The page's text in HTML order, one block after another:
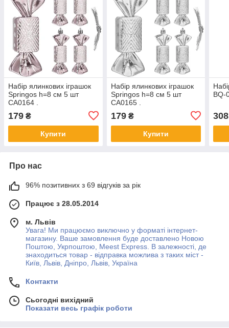
Набір ялинкових іграшок
Springos h=8 см 5 шт
CA0164 .
179 ₴
Купити
Набір ялинкових іграшок
Springos h=8 см 5 шт
CA0165 .
179₴
Купити
BQ-
308
Про нас
96% позитивних з 69 відгуків за рік
Працює з 28.05.2014
м. Львів
Увага! Ми працюємо виключно у форматі інтернет-
магазину. Ваше замовлення буде доставлено Новою
Поштою, Укрпоштою, Meest Express. В залежності, де
знаходиться товар - відправка можлива з таких міст -
Київ, Львів, Дніпро, Львів, Україна
Контакти
Сьогодні вихідний
Показати весь графік роботи